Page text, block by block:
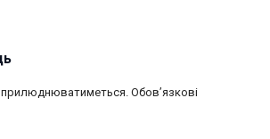
Обов’язкові